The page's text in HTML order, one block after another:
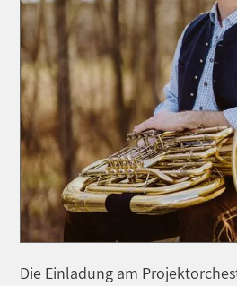
Die Einladung am